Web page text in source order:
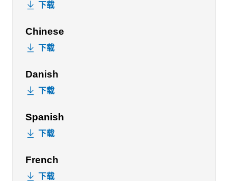
下载
Chinese
下载
Danish
下载
Spanish
下载
French
下载